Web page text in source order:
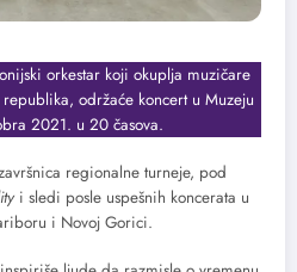
orkestar koji okuplja muzičare
održaće koncert u Muzeju
2021. u 20 časova.
regionalne turneje, pod
i sledi posle uspešnih koncerata u
i Novoj Gorici.